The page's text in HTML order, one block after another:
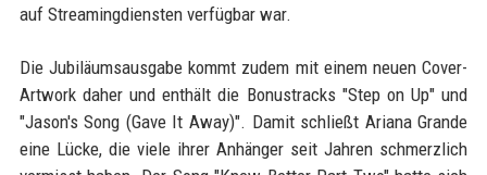
auf Streamingdiensten verfügbar war.
Die Jubiläumsausgabe kommt zudem mit einem neuen Cover-
Artwork daher und enthält die Bonustracks "Step on Up" und
"Jason's Song (Gave It Away)". Damit schließt Ariana Grande
eine Lücke, die viele ihrer Anhänger seit Jahren schmerzlich